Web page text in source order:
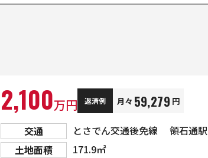
2,100万円 返済例 月々 59,279 円
交通 とさでん交通後免線 領石通駅
土地面積
171.9㎡